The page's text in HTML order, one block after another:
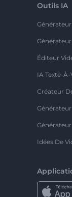
Outils IA
Éditeur
IA Texte-À-
Créateur
Idées De